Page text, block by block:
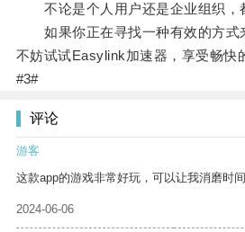
不论是个人用户还是企业组织，
如果你正在寻找一种有效的方式
不妨试试Easylink加速器，享受畅快
#3#
评论
游客
这款app的游戏非常好玩，可以让我消磨时间
2024-06-06